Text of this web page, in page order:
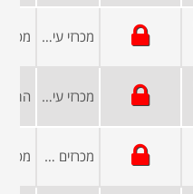
מכרזי עיריות ומועצות
מכרזי עיריות ומועצות
מכרזים פומביים